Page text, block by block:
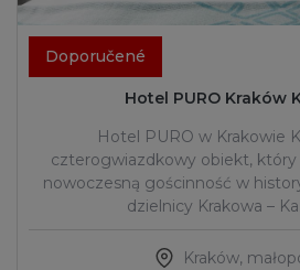
Doporučené
Hotel PURO Kraków
Hotel PURO w Krakowie
czterogwiazdkowy obiekt,
nowoczesną gościnność w
dzielnicy Krakowa –
Kraków,